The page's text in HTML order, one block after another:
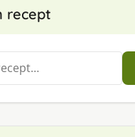
recept